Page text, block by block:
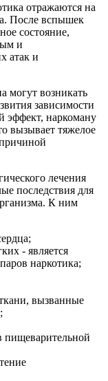
отражаются на
После вспышек
состояние,
и
атак и
могут возникать
зависимости
эффект, наркоману
вызывает тяжелое
лечения
последствия для
К ним
- является
наркотика;
вызванные
пищеварительной